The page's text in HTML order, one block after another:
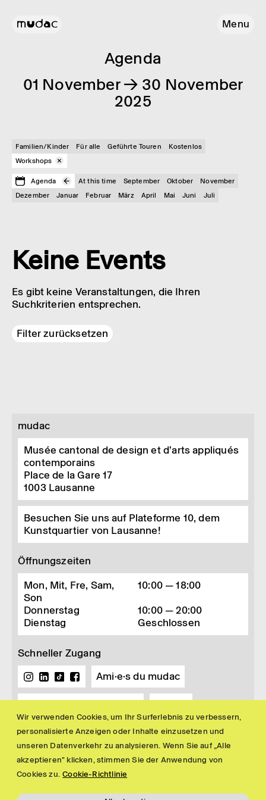
Wir verwenden Cookies, um Ihr Surferlebnis zu verbessern,
personalisierte Anzeigen oder Inhalte einzusetzen und
unseren Datenverkehr zu analysieren. Wenn Sie auf „Alle
akzeptieren" klicken, stimmen Sie der Anwendung von
Cookies zu. Cookie-Richtlinie
Menu
Agenda
01 November → 30 November
2025
Familien/Kinder Für alle Geführte Touren
Kostenlos
Workshops
Agenda At this time September Oktober
November
Dezember
Januar Februar März April Mai Juni Juli
Keine Events
Es gibt keine Veranstaltungen, die Ihren
Suchkriterien entsprechen.
Filter zurücksetzen
mudac
Musée cantonal de design et d’arts appliqués
contemporains
Place de la Gare 17
1003 Lausanne
Besuchen Sie uns auf Plateforme 10, dem
Kunstquartier von Lausanne!
Öffnungszeiten
Mon, Mit, Fre, Sam,
Son
10:00 — 18:00
Donnerstag
10:00 — 20:00
Dienstag
Geschlossen
Schneller Zugang
Ami·e·s du mudac
Buchhandlung und Shop Presse
Newsletter